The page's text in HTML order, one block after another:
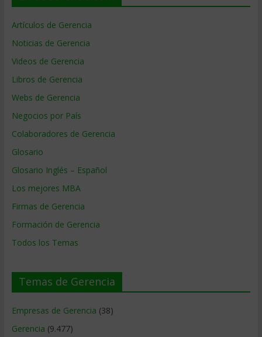
Artículos de Gerencia
Noticias de Gerencia
Videos de Gerencia
Libros de Gerencia
Webs de Gerencia
Negocios por País
Colaboradores de Gerencia
Glosario
Glosario Inglés – Español
Los mejores MBA
Firmas de Gerencia
Formación de Gerencia
Todos los Temas
Temas de Gerencia
Empresas de Gerencia (38)
Gerencia (9.477)